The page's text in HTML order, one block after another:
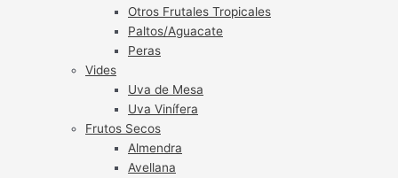
Otros Frutales Tropicales
Paltos/Aguacate
Peras
Vides
Uva de Mesa
Uva Vinífera
Frutos Secos
Almendra
Avellana